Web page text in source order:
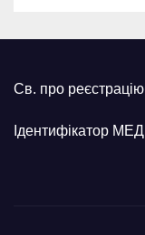
Св. про
Ідентифікатор